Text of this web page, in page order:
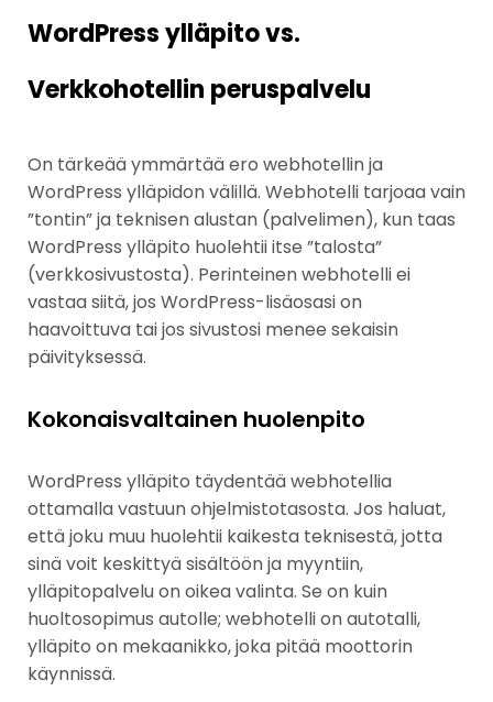
WordPress ylläpito vs.
Verkkohotellin peruspalvelu
On tärkeää ymmärtää ero webhotellin ja
WordPress ylläpidon välillä. Webhotelli tarjoaa vain
”tontin” ja teknisen alustan (palvelimen), kun taas
WordPress ylläpito huolehtii itse ”talosta”
(verkkosivustosta). Perinteinen webhotelli ei
vastaa siitä, jos WordPress-lisäosasi on
haavoittuva tai jos sivustosi menee sekaisin
päivityksessä.
Kokonaisvaltainen huolenpito
WordPress ylläpito täydentää webhotellia
ottamalla vastuun ohjelmistotasosta. Jos haluat,
että joku muu huolehtii kaikesta teknisestä, jotta
sinä voit keskittyä sisältöön ja myyntiin,
ylläpitopalvelu on oikea valinta. Se on kuin
huoltosopimus autolle; webhotelli on autotalli,
ylläpito on mekaanikko, joka pitää moottorin
käynnissä.